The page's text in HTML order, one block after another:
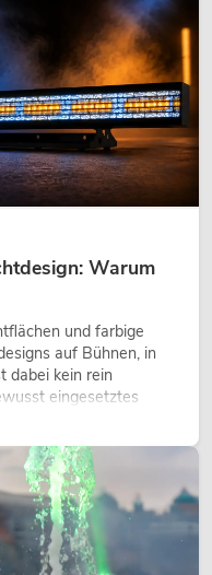
699,00€
OMNITRONIC Set
No. 20000666
Bestand reicht ca. 12 Wo.
449,00
Warum
und farbige
auf Bühnen, in
dabei kein rein
eingesetztes
gibt Szenen